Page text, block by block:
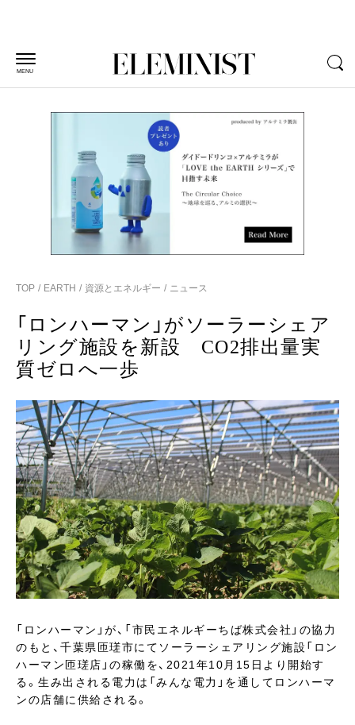
MENU
TOP EARTH 資源とエネルギー ニュース
「ロンハーマン」がソーラーシェア
リング施設を新設 CO2排出量実
質ゼロへ一歩
「ロンハーマン」が、「市民エネルギーちば株式会社」の協力
のもと、千葉県匝瑳市にてソーラーシェアリング施設「ロン
ハーマン匝瑳店」の稼働を、2021年10月15日より開始す
る。生み出される電力は「みんな電力」を通してロンハーマ
ンの店舗に供給される。